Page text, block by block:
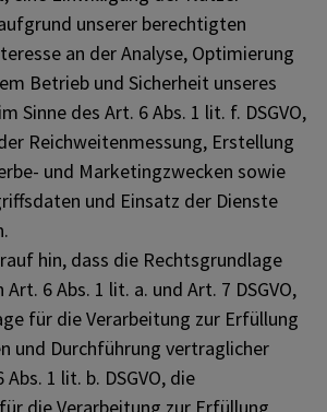
unserer berechtigten
an der Analyse, Optimierung
Betrieb und Sicherheit unseres
Sinne des Art. 6 Abs. 1 lit. f. DSGVO,
Reichweitenmessung, Erstellung
und Marketingzwecken sowie
und Einsatz der Dienste
hin, dass die Rechtsgrundlage
6 Abs. 1 lit. a. und Art. 7 DSGVO,
für die Verarbeitung zur Erfüllung
und Durchführung vertraglicher
1 lit. b. DSGVO, die